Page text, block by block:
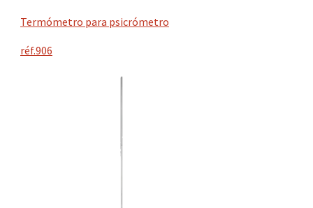
Termómetro para psicrómetro
réf.906